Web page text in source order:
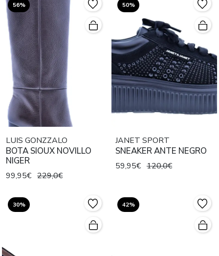
56%
LUIS GONZZALO
BOTA SIOUX NOVILLO
NIGER
99,95€ 229,0€
50%
JANET SPORT
SNEAKER ANTE NEGRO
59,95€ 120,0€
30% 42%